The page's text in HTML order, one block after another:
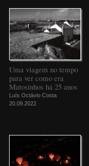
Uma viagem no tempo
para ver como era
Matosinhos há 25 anos
Luís Octávio Costa
20.09.2022